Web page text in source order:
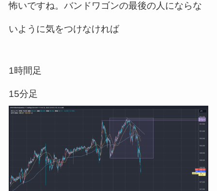
怖いですね。バンドワゴンの最後の人にならな
いように気をつけなければ
1時間足
15分足